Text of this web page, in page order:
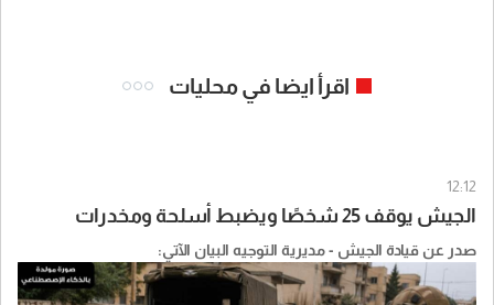
اقرأ ايضا في محليات
12:12
الجيش يوقف 25 شخصًا ويضبط أسلحة ومخدرات
صدر عن قيادة الجيش - مديرية التوجيه البيان الآتي: